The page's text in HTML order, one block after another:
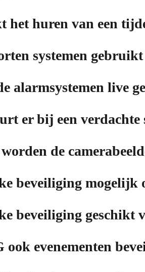
het huren van een
systemen
alarmsystemen live
er bij een
de
beveiliging mogelijk
beveiliging geschikt
ook evenementen